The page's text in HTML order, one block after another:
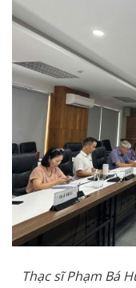
Thạc sĩ Phạm Bá